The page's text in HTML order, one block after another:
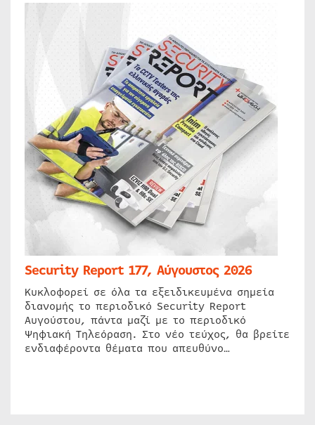
Security Report 177, Αύγουστος 2026
Κυκλοφορεί σε όλα τα εξειδικευμένα σημεία
διανομής το περιοδικό Security Report
Αυγούστου, πάντα μαζί με το περιοδικό
Ψηφιακή Τηλεόραση. Στο νέο τεύχος, θα βρείτε
ενδιαφέροντα θέματα που απευθύνο…